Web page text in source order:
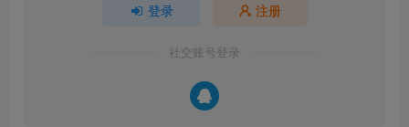
登录 注册
社交账号登录